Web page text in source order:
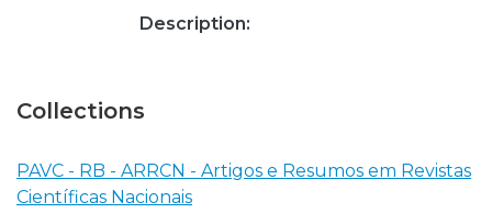
Description:
Collections
PAVC - RB - ARRCN - Artigos e Resumos em Revistas
Científicas Nacionais